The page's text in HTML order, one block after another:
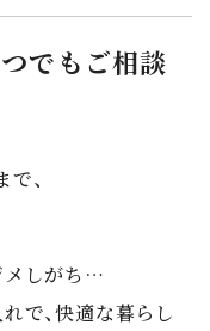
つでもご相談
、
メしがち…
で、快適な暮らし